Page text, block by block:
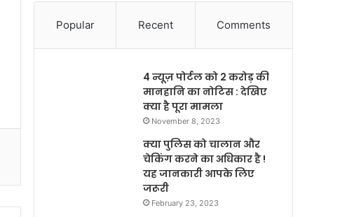
Popular Recent Comments
4 न्यूज़ पोर्टल को 2 करोड़ की
मानहानि का नोटिस : देखिए
क्या है पूरा मामला
November 8, 2023
क्या पुलिस को चालान और
चेकिंग करने का अधिकार है !
यह जानकारी आपके लिए
जरूरी
February 23, 2023